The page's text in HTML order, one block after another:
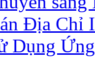
Địa Chỉ
Dụng